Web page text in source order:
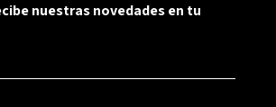
nuestras novedades en tu